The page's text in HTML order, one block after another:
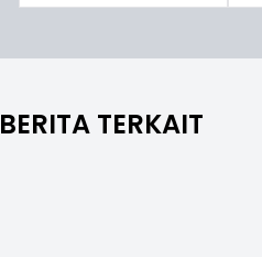
BERITA TERKAIT